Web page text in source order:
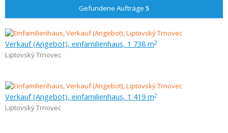
Gefundene Aufträge 5
Verkauf (Angebot), einfamilienhaus, 1 738 m2
Liptovský Trnovec
Verkauf (Angebot), einfamilienhaus, 1 419 m2
Liptovský Trnovec